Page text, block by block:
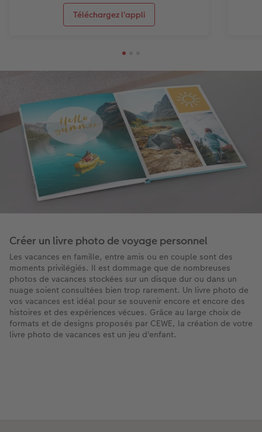
Téléchargez l'appli
Créer un livre photo de voyage personnel
Les vacances en famille, entre amis ou en couple sont des
moments privilégiés. Il est dommage que de nombreuses
photos de vacances stockées sur un disque dur ou dans un
nuage soient consultées bien trop rarement. Un livre photo de
vos vacances est idéal pour se souvenir encore et encore des
histoires et des expériences vécues. Grâce au large choix de
formats et de designs proposés par CEWE, la création de votre
livre photo de vacances est un jeu d'enfant.